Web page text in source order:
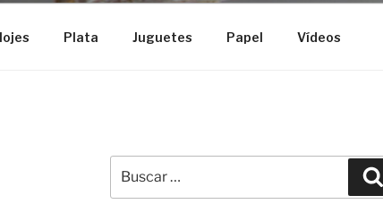
Plata Juguetes Papel Vídeos
por: